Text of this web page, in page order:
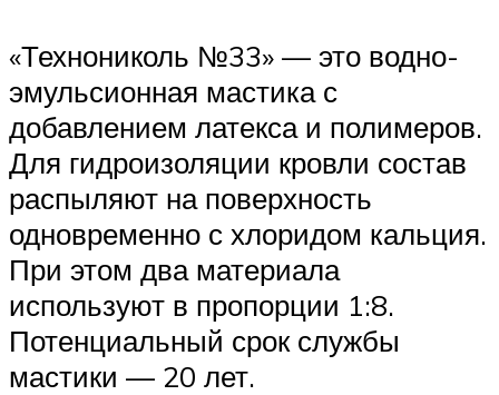
«Технониколь №33» — это водно-
эмульсионная мастика с
добавлением латекса и полимеров.
Для гидроизоляции кровли состав
распыляют на поверхность
одновременно с хлоридом кальция.
При этом два материала
используют в пропорции 1:8.
Потенциальный срок службы
мастики — 20 лет.